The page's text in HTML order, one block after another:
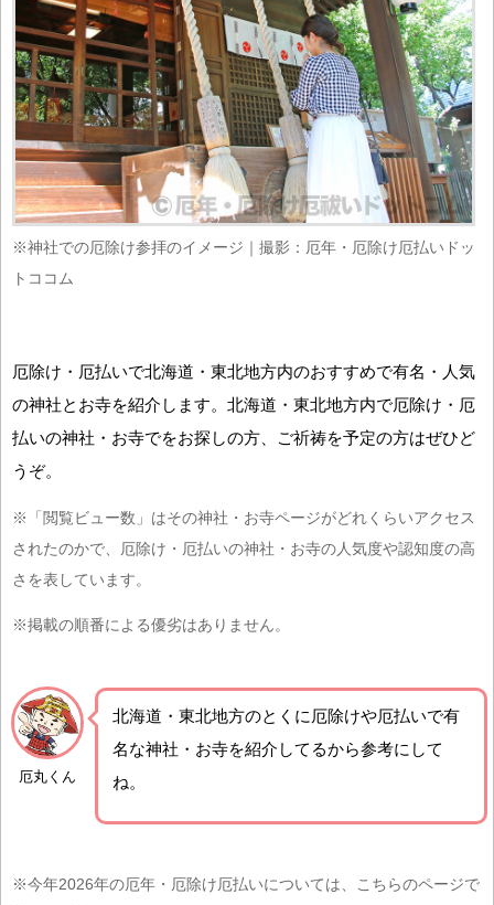
※神社での厄除け参拝のイメージ｜撮影：厄年・厄除け厄払いドッ
トココム
厄除け・厄払いで北海道・東北地方内のおすすめで有名・人気
の神社とお寺を紹介します。北海道・東北地方内で厄除け・厄
払いの神社・お寺でをお探しの方、ご祈祷を予定の方はぜひど
うぞ。
※「閲覧ビュー数」はその神社・お寺ページがどれくらいアクセス
されたのかで、厄除け・厄払いの神社・お寺の人気度や認知度の高
さを表しています。
※掲載の順番による優劣はありません。
厄丸くん
北海道・東北地方のとくに厄除けや厄払いで有
名な神社・お寺を紹介 してるから参考にして
ね。
※今年2026年の厄年・厄除け厄払いについては、こちらのページで